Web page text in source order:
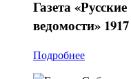
Газета«Русские
ведомости»
Подробнее